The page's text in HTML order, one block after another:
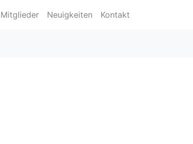
Mitglieder Neuigkeiten Kontakt